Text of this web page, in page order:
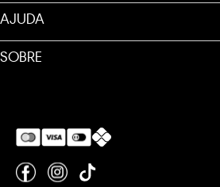
AJUDA
SOBRE